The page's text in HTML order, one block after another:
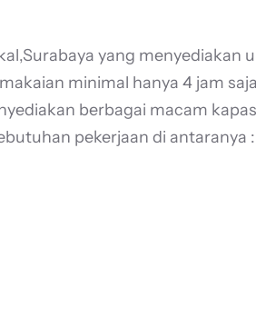
yang menyediakan
minimal hanya 4 jam
berbagai macam
pekerjaan di antaranya :